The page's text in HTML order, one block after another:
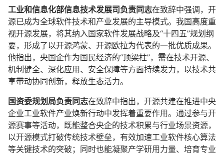
工业和信息化部信息技术发展司负责同志在致辞中强调，开
源已成为全球软件技术和产业发展的主导模式。我国高度重
视开源发展，将其纳入国家软件发展战略及“十四五”规划纲
要，形成了以开源鸿蒙、开源欧拉为代表的一批优质成果。
他指出，央国企作为国民经济的“顶梁柱”，需在技术开源、
机制健全、深化应用、安全保障等方面持续发力，以技术共
享带动协同创新，释放生态活力。
国资委规划局负责同志在致辞中指出，开源共建在推进中央
企业工业软件产业焕新行动中发挥着重要作用。通过参与开
源赛事等活动，既能整合央企的技术积累与行业场景资源，
以开源模式打破传统技术壁垒，有效加速工业软件核心算法
等关键技术的突破；同时也能凝聚产学研用力量、培育专业